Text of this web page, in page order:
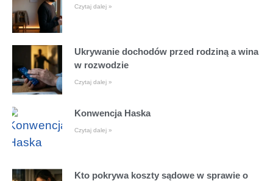
Czytaj dalej »
Ukrywanie dochodów przed rodziną a wina
w rozwodzie
Czytaj dalej »
Konwencja Haska
Czytaj dalej »
Kto pokrywa koszty sądowe w sprawie o